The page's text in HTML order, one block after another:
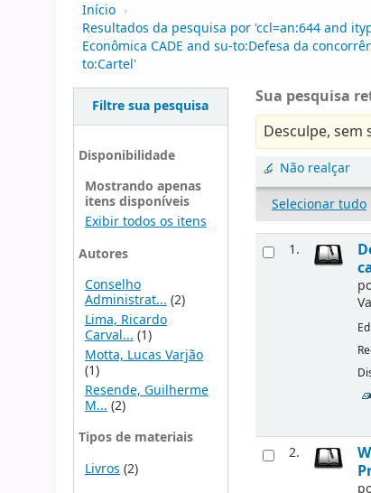
Início ›
Resultados da pesquisa por 'ccl=an:644 and
Econômica CADE and su-to:Defesa da
to:Cartel'
Filtre sua pesquisa
Disponibilidade
Mostrando apenas
itens disponíveis
Exibir todos os itens
Autores
Conselho
Administrat...(2)
Lima, Ricardo
Carval... (1)
Motta, Lucas Varjão
(1)
Resende, Guilherme
M... (2)
Tipos de materiais
Livros (2)
Sua pesquisa
Desculpe, sem
Não realçar
Selecionar tudo
1.
2.